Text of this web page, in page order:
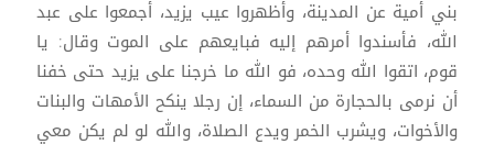
بني أمية عن المدينة، وأظهروا عيب يزيد، أجمعوا على عبد
الله، فأسندوا أمرهم إليه فبايعهم على الموت وقال: يا
قوم، اتقوا الله وحده، فو الله ما خرجنا على يزيد حتى خفنا
أن نرمى بالحجارة من السماء، إن رجلا ينكح الأمهات والبنات
والأخوات، ويشرب الخمر ويدع الصلاة، والله لو لم يكن معي